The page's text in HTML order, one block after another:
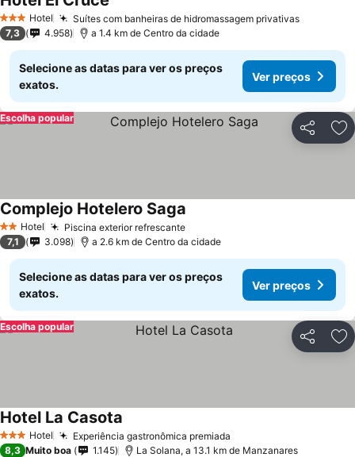
3 EstrelasHotel Suítes com banheiras de hidromassagem privativasVer
7,3 4.958 a 1.4 km de Centro da cidade
Selecione as datas para ver os preços
exatos.
Ver preços
Partilhar
Escolha popular
2 Estrelas
Hotel Piscina exterior refrescanteVer preços
Complejo Hotelero Saga
7,1 3.098 a 2.6 km de Centro da cidade
Selecione as datas para ver os preços
exatos.
Ver preços
Partilhar
Escolha popular
3 EstrelasHotel Experiência gastronômica premiada
Hotel La Casota
8,3 Muito boa 1.145 La Solana, a 13.1 km de Manzanares